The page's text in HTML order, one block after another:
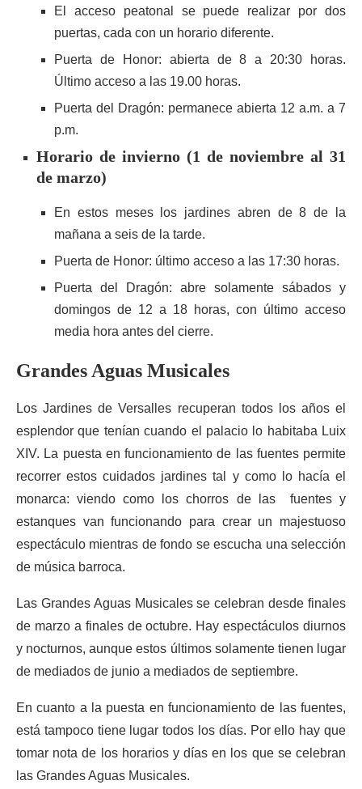
El acceso peatonal se puede realizar por dos
puertas, cada con un horario diferente.
Puerta de Honor: abierta de 8 a 20:30 horas.
Último acceso a las 19.00 horas.
Puerta del Dragón: permanece abierta 12 a.m. a 7
p.m.
Horario de invierno (1 de noviembre al 31
de marzo)
En estos meses los jardines abren de 8 de la
mañana a seis de la tarde.
Puerta de Honor: último acceso a las 17:30 horas.
Puerta del Dragón: abre solamente sábados y
domingos de 12 a 18 horas, con último acceso
media hora antes del cierre.
Grandes Aguas Musicales
Los Jardines de Versalles recuperan todos los años el
esplendor que tenían cuando el palacio lo habitaba Luix
XIV. La puesta en funcionamiento de las fuentes permite
recorrer estos cuidados jardines tal y como lo hacía el
monarca: viendo como los chorros de las fuentes y
estanques van funcionando para crear un majestuoso
espectáculo mientras de fondo se escucha una selección
de música barroca.
Las Grandes Aguas Musicales se celebran desde finales
de marzo a finales de octubre. Hay espectáculos diurnos
y nocturnos, aunque estos últimos solamente tienen lugar
de mediados de junio a mediados de septiembre.
En cuanto a la puesta en funcionamiento de las fuentes,
está tampoco tiene lugar todos los días. Por ello hay que
tomar nota de los horarios y días en los que se celebran
las Grandes Aguas Musicales.